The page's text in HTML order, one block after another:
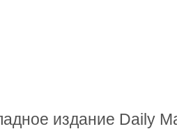
издание Daily